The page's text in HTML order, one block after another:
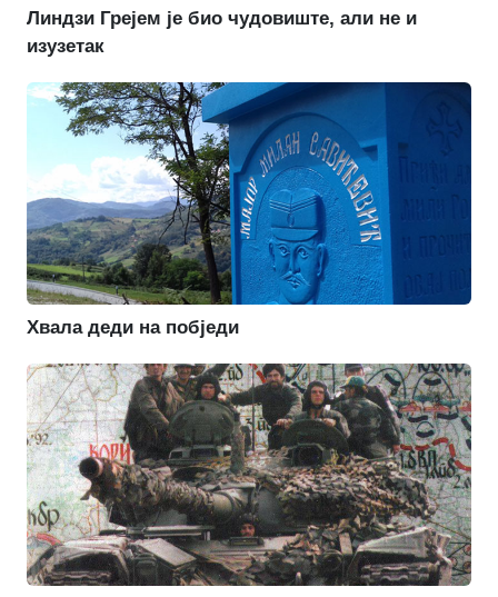
Линдзи Грејем је био чудовиште, али не и
изузетак
Хвала деди на побједи